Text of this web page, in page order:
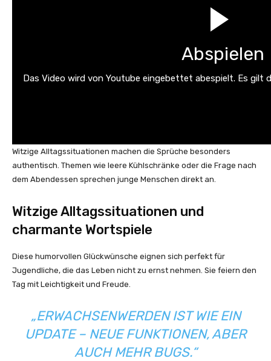
Abspielen
Das Video wird von Youtube eingebettet abespielt. Es gilt
Witzige Alltagssituationen machen die Sprüche besonders
authentisch. Themen wie leere Kühlschränke oder die Frage nach
dem Abendessen sprechen junge Menschen direkt an.
Witzige Alltagssituationen und
charmante Wortspiele
Diese humorvollen Glückwünsche eignen sich perfekt für
Jugendliche, die das Leben nicht zu ernst nehmen. Sie feiern den
Tag mit Leichtigkeit und Freude.
„ERWACHSENWERDEN IST WIE EIN
UPDATE – NEUE FUNKTIONEN, ABER
AUCH MEHR BUGS.“